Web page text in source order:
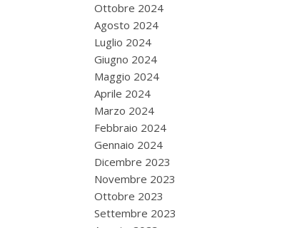
Ottobre 2024
Agosto 2024
Luglio 2024
Giugno 2024
Maggio 2024
Aprile 2024
Marzo 2024
Febbraio 2024
Gennaio 2024
Dicembre 2023
Novembre 2023
Ottobre 2023
Settembre 2023